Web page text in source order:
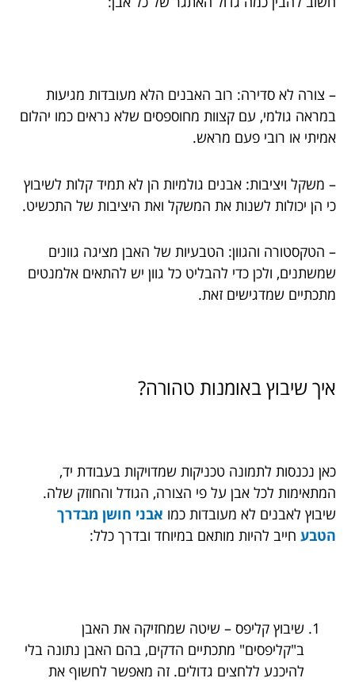
– צורה לא סדירה: רוב האבנים הלא מעובדות מגיעות
במראה גולמי, עם קצוות מחוספסים שלא נראים כמו יהלום
אמיתי או רובי פעם מראש.
– משקל ויציבות: אבנים גולמיות הן לא תמיד קלות לשיבוץ
כי הן יכולות לשנות את המשקל ואת היציבות של התכשיט.
– הטקסטורה והגוון: הטבעיות של האבן מציגה גוונים
שמשתנים, ולכן כדי להבליט כל גוון יש להתאים אלמנטים
מתכתיים שמדגישים זאת.
איך שיבוץ באומנות טהורה?
כאן נכנסות לתמונה טכניקות שמדויקות בעבודת יד,
המתאימות לכל אבן על פי הצורה, הגודל והחוזק שלה.
שיבוץ לאבנים לא מעובדות כמו אבני חושן מבדרך
הטבע חייב להיות מותאם במיוחד ובדרך כלל:
שיבוץ קליפס – שיטה שמחזיקה את האבן
ב"קליפסים" מתכתיים הדקים, בהם האבן נתונה בלי
להיכנע ללחצים גדולים. זה מאפשר לחשוף את